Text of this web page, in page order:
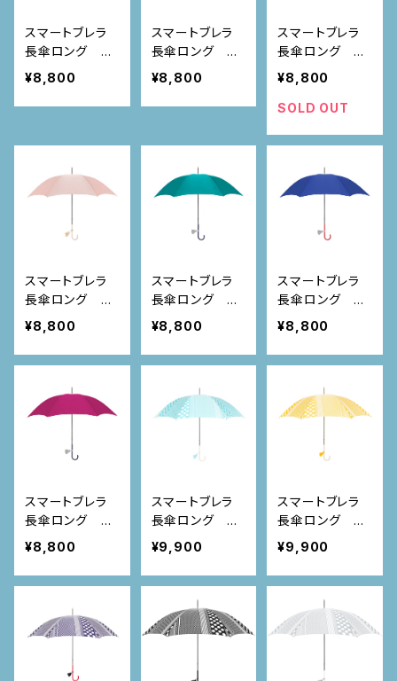
スマートブレラ
長傘ロング ア
ップルレッド
¥8,800
スマートブレラ
長傘ロング キ
ャロットオレンジ
¥8,800
スマートブレラ
長傘ロング マ
スタード
¥8,800
SOLD OUT
スマートブレラ
長傘ロング サ
クラ
¥8,800
スマートブレラ
長傘ロング タ
ーコイズ
¥8,800
スマートブレラ
長傘ロング ブ
ルー
¥8,800
スマートブレラ
長傘ロング ロ
ーズ
¥8,800
スマートブレラ
長傘ロング ア
クアドットストラ
イプ
¥9,900
スマートブレラ
長傘ロング イ
エロードットスト
ライプ
¥9,900